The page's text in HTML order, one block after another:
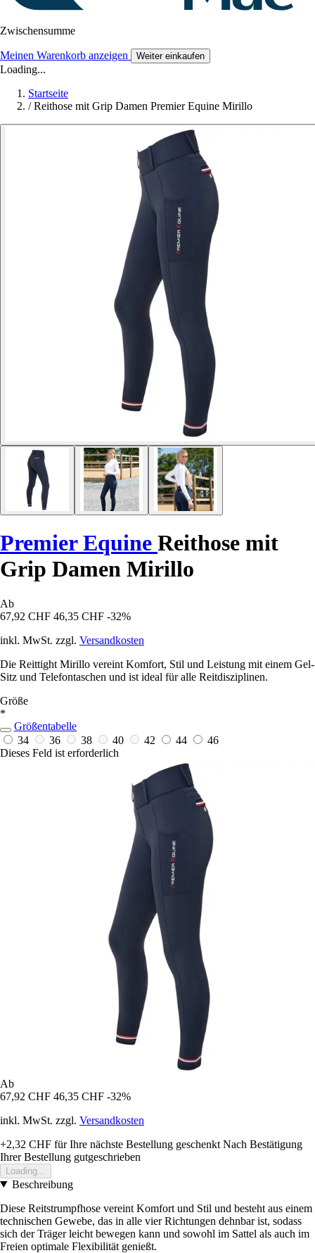
Zwischensumme
Meinen Warenkorb anzeigen Weiter einkaufen
Loading...
Startseite
/ Reithose mit Grip Damen Premier Equine Mirillo
Premier Equine Reithose mit
Grip Damen Mirillo
Ab
67,92 CHF 46,35 CHF -32%
inkl. MwSt. zzgl. Versandkosten
Die Reittight Mirillo vereint Komfort, Stil und Leistung mit einem Gel-
Sitz und Telefontaschen und ist ideal für alle Reitdisziplinen.
Größe
*
Größentabelle
34
36 38 40 42 44
46
Dieses Feld ist erforderlich
Ab
67,92 CHF 46,35 CHF -32%
inkl. MwSt. zzgl. Versandkosten
+2,32 CHF für Ihre nächste Bestellung geschenkt Nach Bestätigung
Ihrer Bestellung gutgeschrieben
Loading...
Beschreibung
Diese Reitstrumpfhose vereint Komfort und Stil und besteht aus einem
technischen Gewebe, das in alle vier Richtungen dehnbar ist, sodass
sich der Träger leicht bewegen kann und sowohl im Sattel als auch im
Freien optimale Flexibilität genießt.